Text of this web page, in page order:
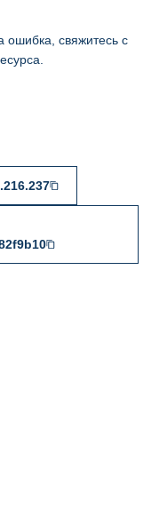
ошибка, свяжитесь с